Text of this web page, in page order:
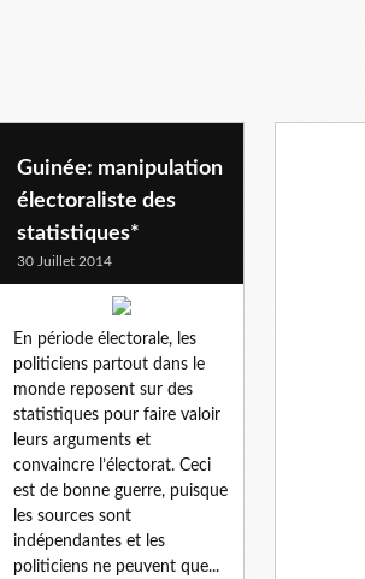
Guinée: manipulation
électoraliste des
statistiques*
30 Juillet 2014
En période électorale, les
politiciens partout dans le
monde reposent sur des
statistiques pour faire valoir
leurs arguments et
convaincre l’électorat. Ceci
est de bonne guerre, puisque
les sources sont
indépendantes et les
politiciens ne peuvent que...